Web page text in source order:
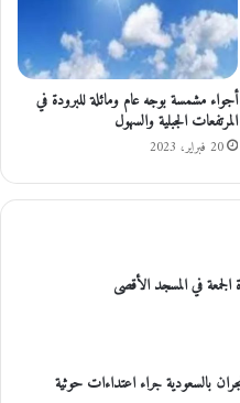
أجواء مشمسة بوجه عام ومائلة للبرودة في
المرتفعات الجبلية والسهول
20 فبراير، 2023